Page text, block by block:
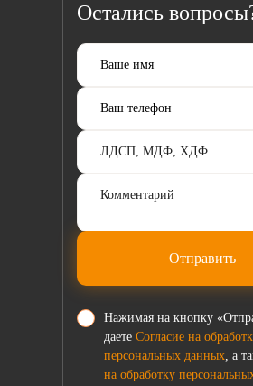
Остались
Отправить
Нажимая на кнопку
даете Согласие на
персональных данных, а
на обработку